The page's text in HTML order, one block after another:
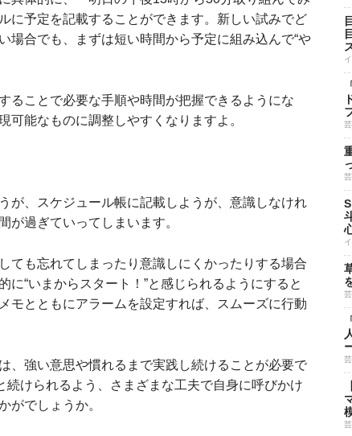
に予定を記載することができます。新しい試みでど
場合でも、まずは短い時間から予定に組み込んで“や
ることで必要な手順や時間が把握できるようにな
可能なものに調整しやすくなりますよ。
が、スケジュール帳に記載しようが、意識しなけれ
が過ぎていってしまいます。
ても忘れてしまったり意識しにくかったりする場合
に“いまからスタート！”と感じられるようにすると
モとともにアラームを設定すれば、スムーズに行動
、強い意思や慣れるまで実践し続けることが必要で
けられるよう、さまざまな工夫で自身に呼びかけ
がでしょうか。